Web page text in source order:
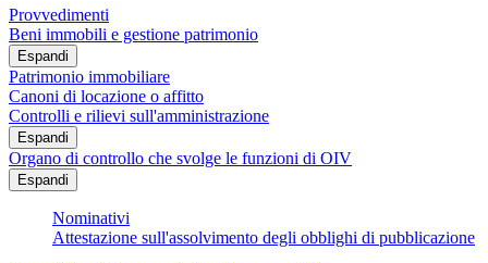
Provvedimenti
Beni immobili e gestione patrimonio
Espandi
Patrimonio immobiliare
Canoni di locazione o affitto
Controlli e rilievi sull'amministrazione
Espandi
Organo di controllo che svolge le funzioni di OIV
Espandi
Nominativi
Attestazione sull'assolvimento degli obblighi di pubblicazione